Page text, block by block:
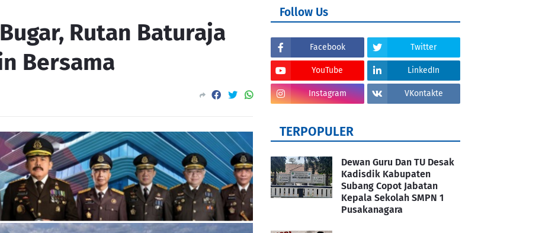
Rutan Baturaja
Bersama
Follow Us
Facebook Twitter
YouTube LinkedIn
Instagram VKontakte
TERPOPULER
Dewan Guru Dan TU Desak
Kadisdik Kabupaten
Subang Copot Jabatan
Kepala Sekolah SMPN 1
Pusakanagara